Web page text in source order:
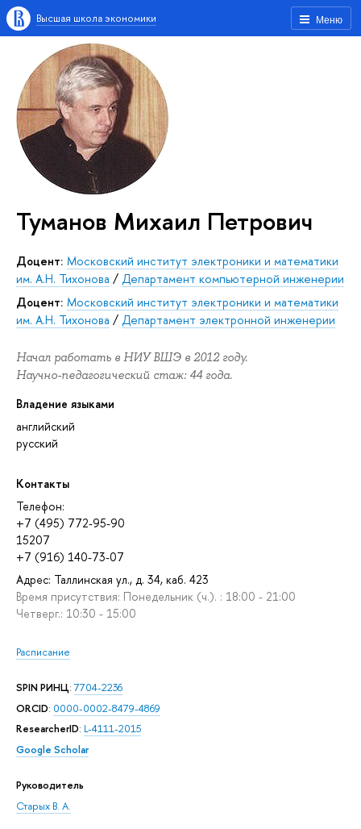
Меню
Высшая школа экономики
Туманов Михаил Петрович
Доцент: Московский институт электроники и математики
им. А.Н. Тихонова / Департамент компьютерной инженерии
Доцент: Московский институт электроники и математики
им. А.Н. Тихонова / Департамент электронной инженерии
Начал работать в НИУ ВШЭ в 2012 году.
Научно-педагогический стаж: 44 года.
Владение языками
английский
русский
Контакты
Телефон:
+7 (495) 772-95-90
15207
+7 (916) 140-73-07
Адрес: Таллинская ул., д. 34, каб. 423
Время присутствия: Понедельник (ч.). : 18:00 - 21:00
Четверг.: 10:30 - 15:00
Расписание
SPIN РИНЦ:7704-2236
ORCID: 0000-0002-8479-4869
ResearcherID: L-4111-2015
Google Scholar
Руководитель
Старых В. А.